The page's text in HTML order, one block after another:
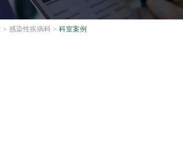
> 感染性疾病科 > 科室案例